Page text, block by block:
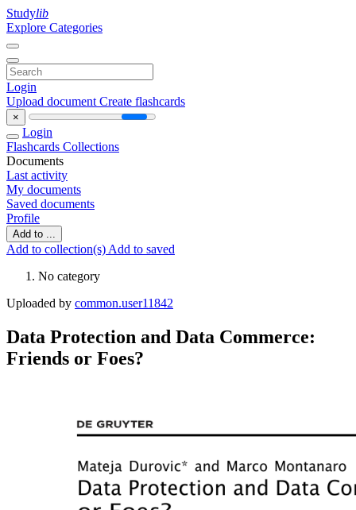
Studylib
Explore Categories
Login
Upload document Create flashcards
×
Login
Flashcards Collections
Documents
Last activity
My documents
Saved documents
Profile
Add to ...
Add to collection(s) Add to saved
No category
Uploaded by common.user11842
Data Protection and Data Commerce:
Friends or Foes?